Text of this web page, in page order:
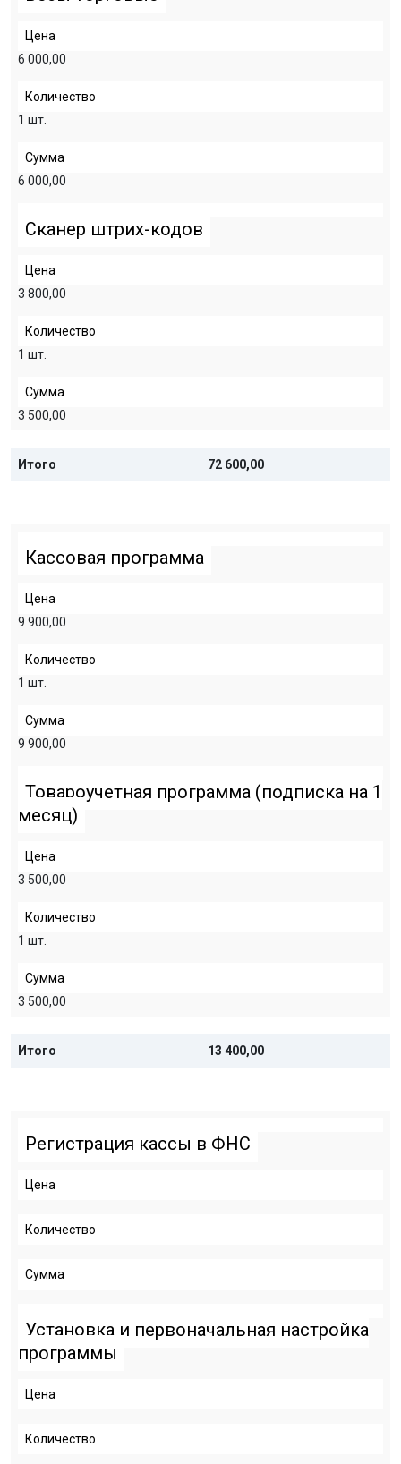
Цена
6 000,00
Количество
1 шт.
Сумма
6 000,00
Сканер штрих-кодов
Цена
3 800,00
Количество
1 шт.
Сумма
3 500,00
Итого 72 600,00
Кассовая программа
Цена
9 900,00
Количество
1 шт.
Сумма
9 900,00
Товароучетная программа (подписка на 1
месяц)
Цена
3 500,00
Количество
1 шт.
Сумма
3 500,00
Итого 13 400,00
Регистрация кассы в ФНС
Цена
Количество
Сумма
Установка и первоначальная настройка
программы
Цена
Количество